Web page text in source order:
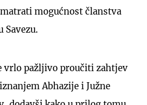
mogućnost članstva
Savezu.
vrlo pažljivo proučiti zahtjev
Abhazije i Južne